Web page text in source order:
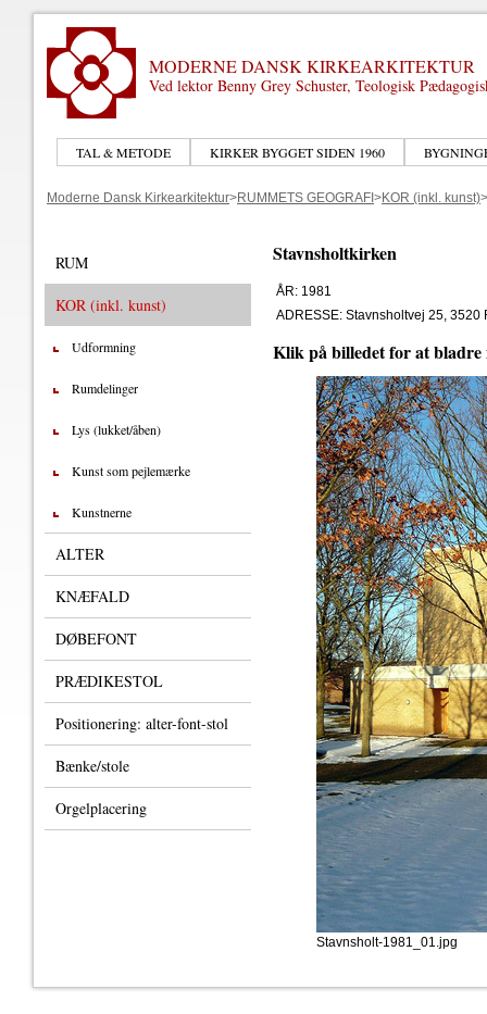
MODERNE DANSK KIRKEARKITEKTUR
Ved lektor Benny Grey Schuster, Teologisk
TAL & METODE KIRKER BYGGET SIDEN 1960
Moderne Dansk Kirkearkitektur>RUMMETS GEOGRAFI >KOR (inkl. kunst)>
RUM
KOR (inkl. kunst)
Udformning
Rumdelinger
Lys (lukket/åben)
Kunst som pejlemærke
Kunstnerne
ALTER
KNÆFALD
DØBEFONT
PRÆDIKESTOL
Positionering: alter-font-stol
Bænke/stole
Orgelplacering
Stavnsholtkirken
ÅR: 1981
ADRESSE: Stavnsholtvej 25, 3520
Klik på billedet for at bladre
Stavnsholt-1981_01.jpg